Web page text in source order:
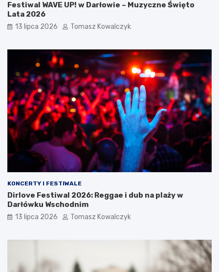
Festiwal WAVE UP! w Darłowie – Muzyczne Święto
Lata 2026
13 lipca 2026 Tomasz Kowalczyk
KONCERTY I FESTIWALE
Dirlove Festiwal 2026: Reggae i dub na plaży w
Darłówku Wschodnim
13 lipca 2026 Tomasz Kowalczyk